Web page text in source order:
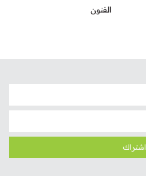
الفنون
اشتراك